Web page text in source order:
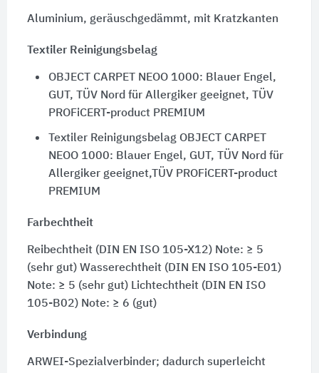
Aluminium, geräuschgedämmt, mit Kratzkanten
Textiler Reinigungsbelag
OBJECT CARPET NEOO 1000: Blauer Engel,
GUT, TÜV Nord für Allergiker geeignet, TÜV
PROFiCERT-product PREMIUM
Textiler Reinigungsbelag OBJECT CARPET
NEOO 1000: Blauer Engel, GUT, TÜV Nord für
Allergiker geeignet,TÜV PROFiCERT-product
PREMIUM
Farbechtheit
Reibechtheit (DIN EN ISO 105-X12) Note: ≥ 5
(sehr gut) Wasserechtheit (DIN EN ISO 105-E01)
Note: ≥ 5 (sehr gut) Lichtechtheit (DIN EN ISO
105-B02) Note: ≥ 6 (gut)
Verbindung
ARWEI-Spezialverbinder; dadurch superleicht